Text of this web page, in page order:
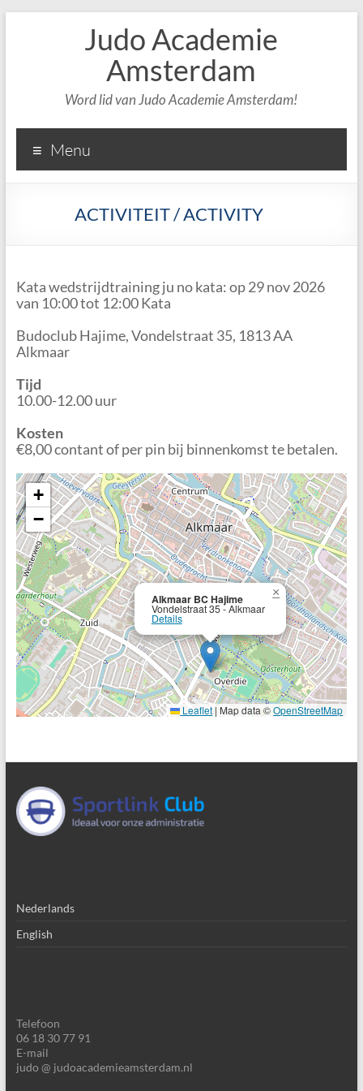
Judo Academie
Amsterdam
Word lid van Judo Academie Amsterdam!
Menu
ACTIVITEIT / ACTIVITY
Kata wedstrijdtraining ju no kata: op 29 nov 2026
van 10:00 tot 12:00 Kata
Budoclub Hajime, Vondelstraat 35, 1813 AA
Alkmaar
Tijd
10.00-12.00 uur
Kosten
€8,00 contant of per pin bij binnenkomst te betalen.
Alkmaar BC Hajime
Vondelstraat 35 - Alkmaar
Details
×
+
−
Leaflet |Map data ©OpenStreetMap
Nederlands
English
Telefoon
06 18 30 77 91
E-mail
judo @ judoacademieamsterdam.nl